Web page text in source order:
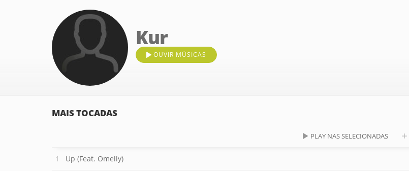
Kur
OUVIR MÚSICAS
MAIS TOCADAS
PLAY NAS SELECIONADAS
Up (Feat. Omelly)